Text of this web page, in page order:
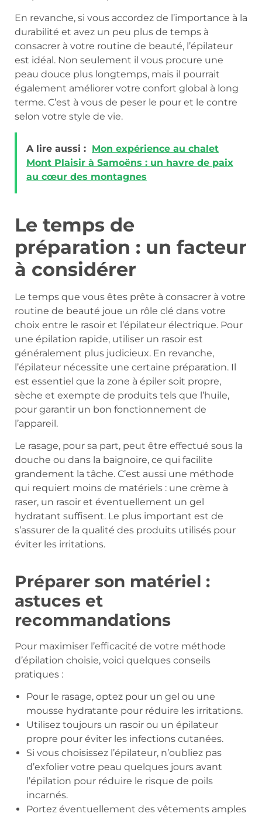
En revanche, si vous accordez de l’importance à la
durabilité et avez un peu plus de temps à
consacrer à votre routine de beauté, l’épilateur
est idéal. Non seulement il vous procure une
peau douce plus longtemps, mais il pourrait
également améliorer votre confort global à long
terme. C’est à vous de peser le pour et le contre
selon votre style de vie.
A lire aussi : Mon expérience au chalet
Mont Plaisir à Samoëns : un havre de paix
au cœur des montagnes
Le temps de
préparation : un facteur
à considérer
Le temps que vous êtes prête à consacrer à votre
routine de beauté joue un rôle clé dans votre
choix entre le rasoir et l’épilateur électrique. Pour
une épilation rapide, utiliser un rasoir est
généralement plus judicieux. En revanche,
l’épilateur nécessite une certaine préparation. Il
est essentiel que la zone à épiler soit propre,
sèche et exempte de produits tels que l’huile,
pour garantir un bon fonctionnement de
l’appareil.
Le rasage, pour sa part, peut être effectué sous la
douche ou dans la baignoire, ce qui facilite
grandement la tâche. C’est aussi une méthode
qui requiert moins de matériels : une crème à
raser, un rasoir et éventuellement un gel
hydratant suffisent. Le plus important est de
s’assurer de la qualité des produits utilisés pour
éviter les irritations.
Préparer son matériel :
astuces et
recommandations
Pour maximiser l’efficacité de votre méthode
d’épilation choisie, voici quelques conseils
pratiques :
Pour le rasage, optez pour un gel ou une
mousse hydratante pour réduire les irritations.
Utilisez toujours un rasoir ou un épilateur
propre pour éviter les infections cutanées.
Si vous choisissez l’épilateur, n’oubliez pas
d’exfolier votre peau quelques jours avant
l’épilation pour réduire le risque de poils
incarnés.
Portez éventuellement des vêtements amples